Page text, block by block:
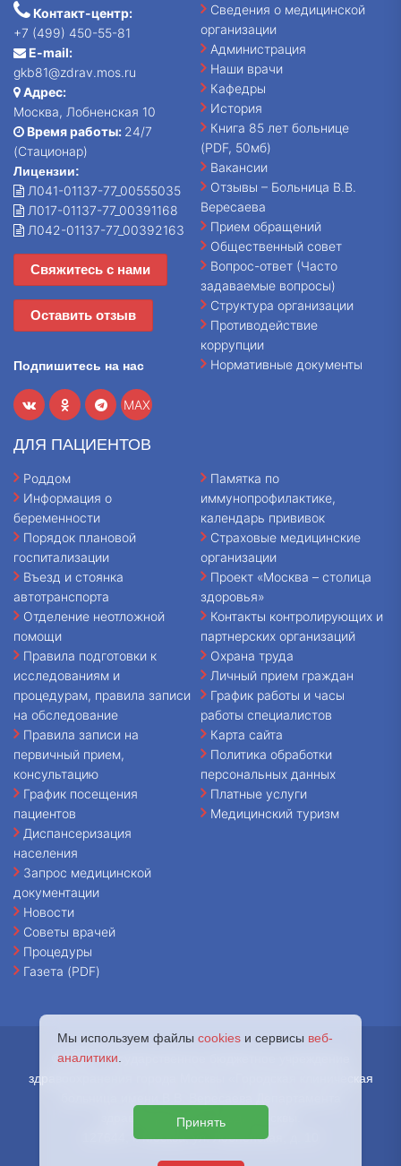
Контакт-центр:
+7 (499) 450-55-81
E-mail:
gkb81@zdrav.mos.ru
Адрес:
Москва, Лобненская 10
Время работы: 24/7
(Стационар)
Лицензии:
Л041-01137-77_00555035
Л017-01137-77_00391168
Л042-01137-77_00392163
Свяжитесь с нами
Оставить отзыв
Подпишитесь на нас
MAX
Сведения о медицинской
организации
Администрация
Наши врачи
Кафедры
История
Книга 85 лет больнице
(PDF, 50мб)
Вакансии
Отзывы – Больница В.В.
Вересаева
Прием обращений
Общественный совет
Вопрос-ответ (Часто
задаваемые вопросы)
Структура организации
Противодействие
коррупции
Нормативные документы
ДЛЯ ПАЦИЕНТОВ
Роддом
Информация о
беременности
Порядок плановой
госпитализации
Въезд и стоянка
автотранспорта
Отделение неотложной
помощи
Правила подготовки к
исследованиям и
процедурам, правила записи
на обследование
Правила записи на
первичный прием,
консультацию
График посещения
пациентов
Диспансеризация
населения
Запрос медицинской
документации
Новости
Советы врачей
Процедуры
Газета (PDF)
Памятка по
иммунопрофилактике,
календарь прививок
Страховые медицинские
организации
Проект «Москва – столица
здоровья»
Контакты контролирующих и
партнерских организаций
Охрана труда
Личный прием граждан
График работы и часы
работы специалистов
Карта сайта
Политика обработки
персональных данных
Платные услуги
Медицинский туризм
© 2026 - Государственное бюджетное учреждение
здравоохранения города Москвы «Городская клиническая
здравоохранения города Москвы.
127644, г. Москва, ул. Лобненская, д. 10
Мы используем файлы cookies и сервисы веб-
аналитики
Принять